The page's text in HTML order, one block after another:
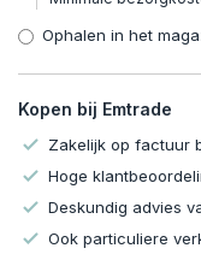
Ophalen in het
Kopen bij Emtrade
Zakelijk op factuur
Hoge
Deskundig advies
Ook particuliere